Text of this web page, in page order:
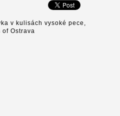
v kulisách vysoké pece,
Ostrava